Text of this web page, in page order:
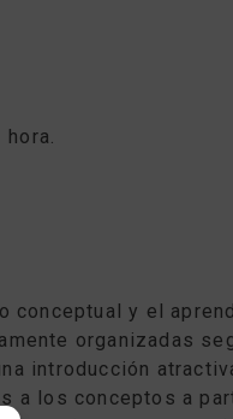
conceptual y el
organizadas
introducción
a los conceptos a